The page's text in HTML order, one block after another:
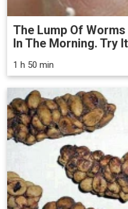
The Lump Of
In The Morning. Try It
1 h 50 min